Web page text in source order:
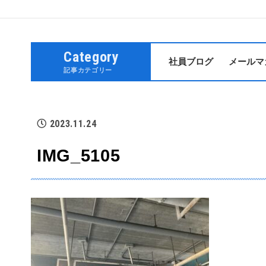
Category
記事カテゴリー
社員ブログ メール
2023.11.24
IMG_5105